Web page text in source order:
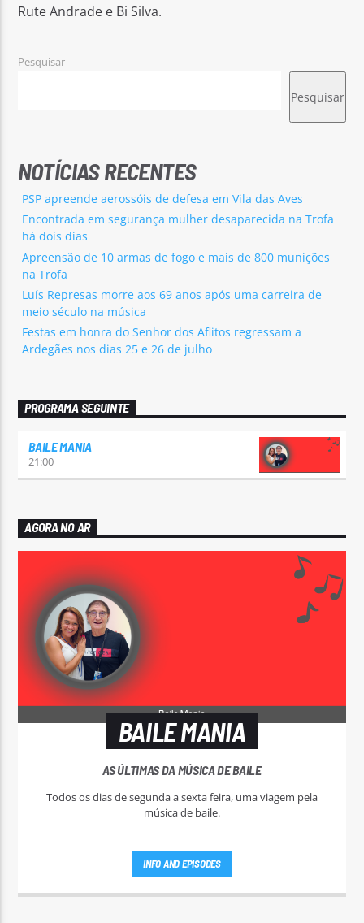
Rádio No ar
Rute Andrade e Bi Silva.
Pesquisar
Pesquisar
NOTÍCIAS RECENTES
PSP apreende aerossóis de defesa em Vila das Aves
Encontrada em segurança mulher desaparecida na Trofa
há dois dias
Apreensão de 10 armas de fogo e mais de 800 munições
na Trofa
Luís Represas morre aos 69 anos após uma carreira de
meio século na música
Festas em honra do Senhor dos Aflitos regressam a
Ardegães nos dias 25 e 26 de julho
PROGRAMA SEGUINTE
BAILE MANIA
21:00
AGORA NO AR
BAILE MANIA
AS ÚLTIMAS DA MÚSICA DE BAILE
Todos os dias de segunda a sexta feira, uma viagem pela
música de baile.
INFO AND EPISODES